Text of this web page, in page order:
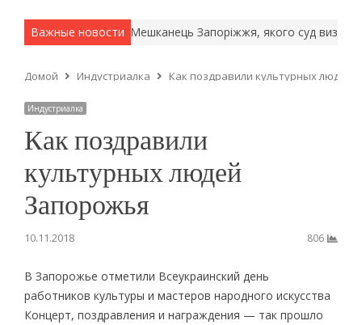
Важные новости
методы. Мешканець Запоріжжя, якого суд визнав
Домой Индустриалка Как поздравили культурных людей
Индустриалка
Как поздравили
культурных людей
Запорожья
10.11.2018 806
В Запорожье отметили Всеукраинский день
работников культуры и мастеров народного искусства
Концерт, поздравления и награждения — так прошло